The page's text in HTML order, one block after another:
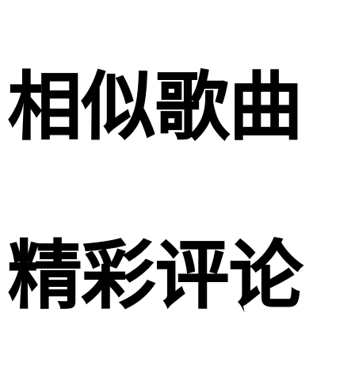
相似歌曲
精彩评论